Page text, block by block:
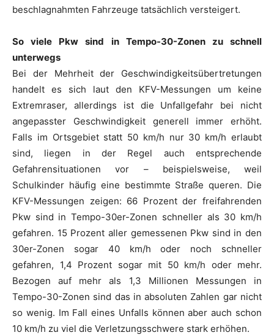
beschlagnahmten Fahrzeuge tatsächlich versteigert.
So viele Pkw sind in Tempo-30-Zonen zu schnell
unterwegs
Bei der Mehrheit der Geschwindigkeitsübertretungen
handelt es sich laut den KFV-Messungen um keine
Extremraser, allerdings ist die Unfallgefahr bei nicht
angepasster Geschwindigkeit generell immer erhöht.
Falls im Ortsgebiet statt 50 km/h nur 30 km/h erlaubt
sind, liegen in der Regel auch entsprechende
Gefahrensituationen vor – beispielsweise, weil
Schulkinder häufig eine bestimmte Straße queren. Die
KFV-Messungen zeigen: 66 Prozent der freifahrenden
Pkw sind in Tempo-30er-Zonen schneller als 30 km/h
gefahren. 15 Prozent aller gemessenen Pkw sind in den
30er-Zonen sogar 40 km/h oder noch schneller
gefahren, 1,4 Prozent sogar mit 50 km/h oder mehr.
Bezogen auf mehr als 1,3 Millionen Messungen in
Tempo-30-Zonen sind das in absoluten Zahlen gar nicht
so wenig. Im Fall eines Unfalls können aber auch schon
10 km/h zu viel die Verletzungsschwere stark erhöhen.